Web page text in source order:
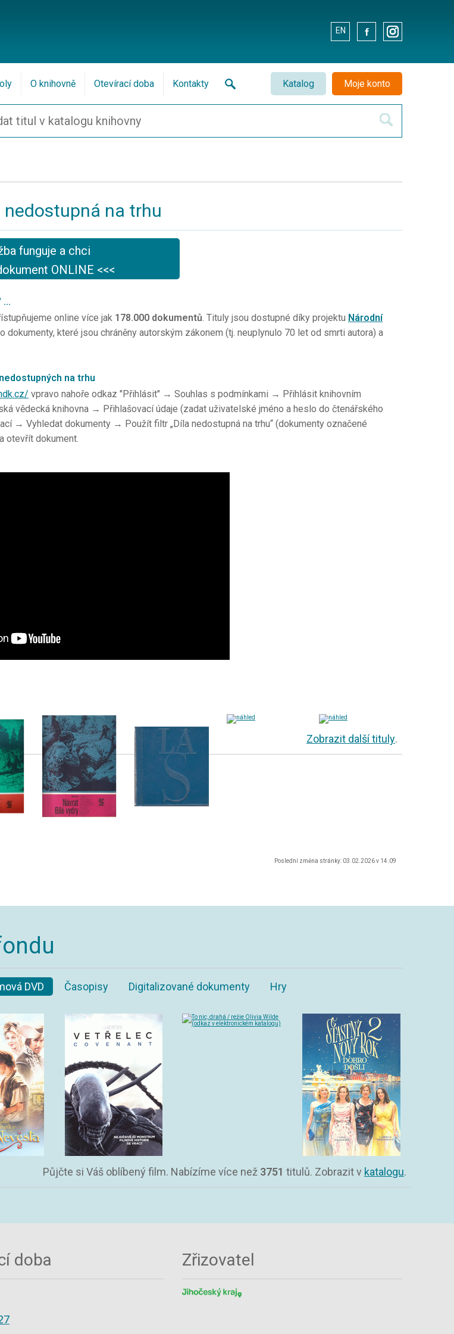
EN . .
Katalog Moje konto
O knihovně Otevírací doba Kontakty
nedostupná na trhu
funguje a chci
ONLINE <<<
...
online více jak 178.000 dokumentů. Tituly jsou dostupné díky projektu Národní
dokumenty, které jsou chráněny autorským zákonem (tj. neuplynulo 70 let od smrti autora) a
na trhu
vpravo nahoře odkaz "Přihlásit" → Souhlas s podmínkami → Přihlásit knihovním
vědecká knihovna → Přihlašovací údaje (zadat uživatelské jméno a heslo do čtenářského
→ Vyhledat dokumenty → Použít filtr „Díla nedostupná na trhu“ (dokumenty označené
otevřít dokument.
Zobrazit další tituly.
Poslední změna stránky: 03.02.2026 v 14.09
DVD Časopisy Digitalizované dokumenty Hry
Půjčte si Váš oblíbený film. Nabízíme více než 3751 titulů. Zobrazit v katalogu.
doba Zřizovatel